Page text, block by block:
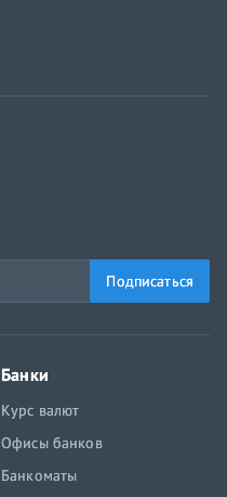
Подписаться
Банки
Курс валют
Офисы банков
Банкоматы